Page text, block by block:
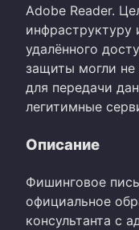
Adobe Reader.
инфраструктуру
удалённого
защиты могли не
для передачи
легитимные
Описание
Фишинговое
официальное
консультанта с